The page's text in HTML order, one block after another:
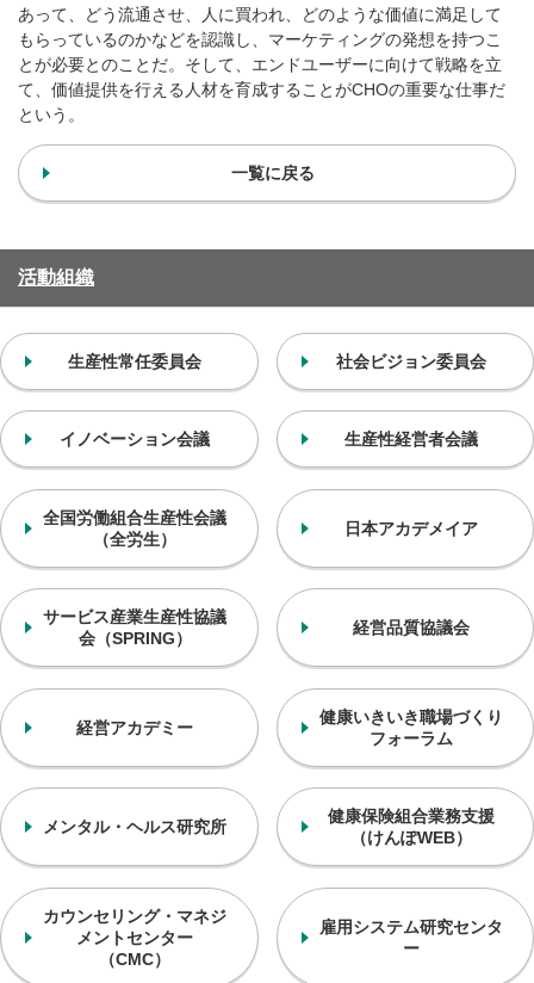
あって、どう流通させ、人に買われ、どのような価値に満足して
もらっているのかなどを認識し、マーケティングの発想を持つこ
とが必要とのことだ。そして、エンドユーザーに向けて戦略を立
て、価値提供を行える人材を育成することがCHOの重要な仕事だ
という。
一覧に戻る
活動組織
生産性常任委員会 社会ビジョン委員会
イノベーション会議 生産性経営者会議
全国労働組合生産性会議
（全労生）
日本アカデメイア
サービス産業生産性協議
会（SPRING）
経営品質協議会
経営アカデミー
健康いきいき職場づくり
フォーラム
メンタル・ヘルス研究所
健康保険組合業務支援
（けんぽWEB）
カウンセリング・マネジ
メントセンター
（CMC）
雇用システム研究センタ
ー